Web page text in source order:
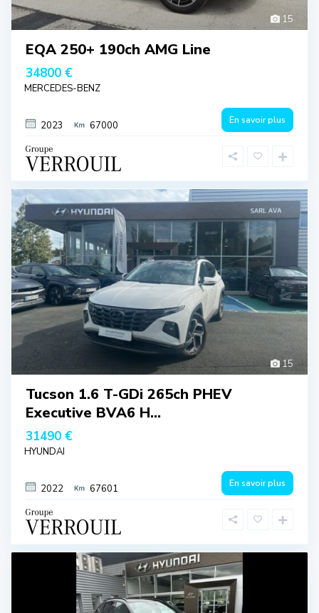
15
EQA 250+ 190ch AMG Line
34800 €
MERCEDES-BENZ
2023 67000 En savoir plus
15
Tucson 1.6 T-GDi 265ch PHEV
Executive BVA6 H...
31490 €
HYUNDAI
2022 67601 En savoir plus